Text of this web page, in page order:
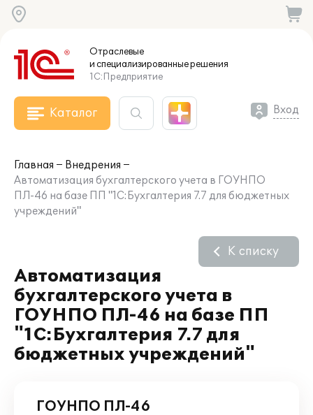
Отраслевые
и специализированныерешения
1С:Предприятие
Каталог Вход
Главная
Внедрения
Автоматизация бухгалтерского учета в ГОУНПО
ПЛ-46 на базе ПП "1С:Бухгалтерия 7.7 для бюджетных
учреждений"
Автоматизация
бухгалтерского учета в
ГОУНПО ПЛ-46 на базе ПП
"1С:Бухгалтерия 7.7 для
бюджетных учреждений"
К списку
ГОУНПО ПЛ-46